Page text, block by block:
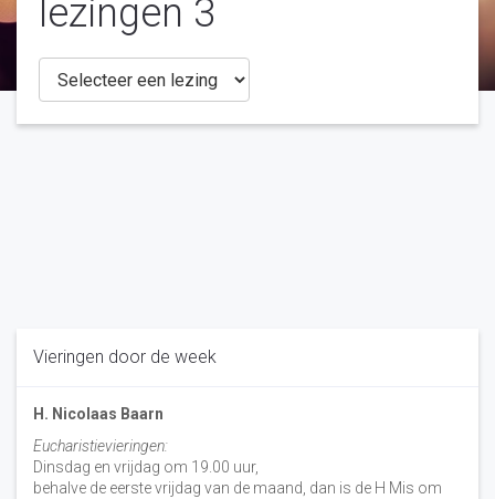
lezingen 3
Vieringen door de week
H. Nicolaas Baarn
Eucharistievieringen:
Dinsdag en vrijdag om 19.00 uur,
behalve de eerste vrijdag van de maand, dan is de H Mis om